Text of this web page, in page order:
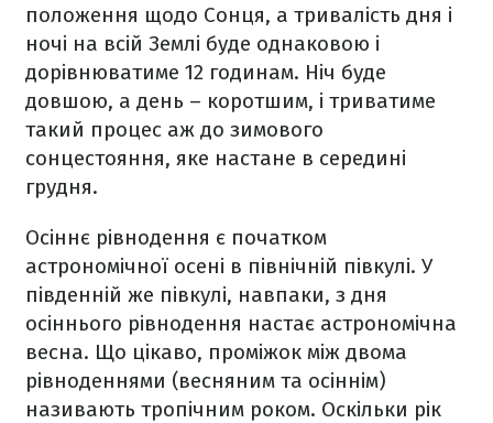
положення щодо Сонця, а тривалість дня і
ночі на всій Землі буде однаковою і
дорівнюватиме 12 годинам. Ніч буде
довшою, а день – коротшим, і триватиме
такий процес аж до зимового
сонцестояння, яке настане в середині
грудня.
Осіннє рівнодення є початком
астрономічної осені в північній півкулі. У
південній же півкулі, навпаки, з дня
осіннього рівнодення настає астрономічна
весна. Що цікаво, проміжок між двома
рівноденнями (весняним та осіннім)
називають тропічним роком. Оскільки рік